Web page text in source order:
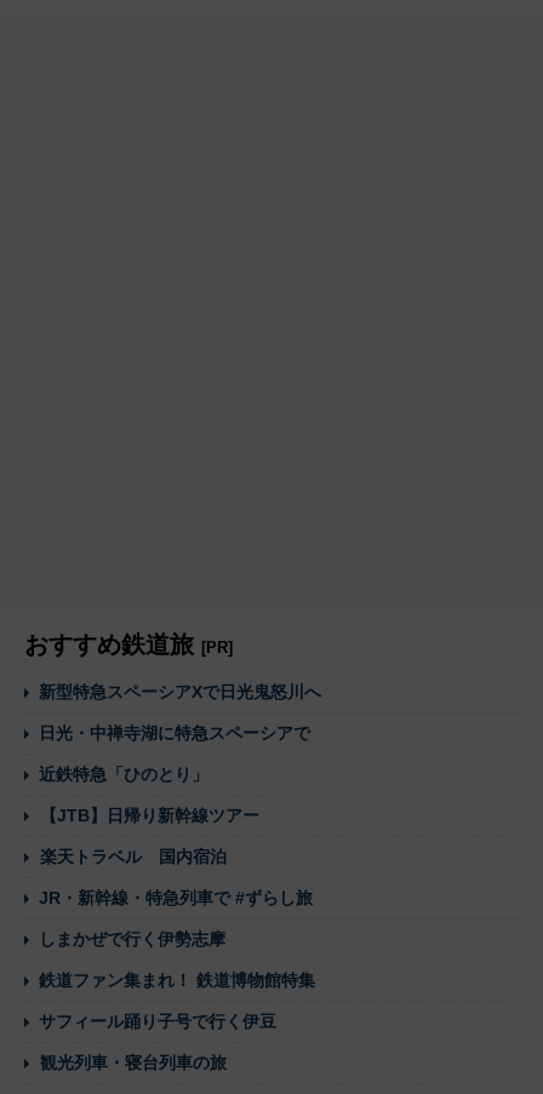
おすすめ鉄道旅 [PR]
新型特急スペーシアXで日光鬼怒川へ
日光・中禅寺湖に特急スペーシアで
近鉄特急「ひのとり」
【JTB】日帰り新幹線ツアー
楽天トラベル 国内宿泊
JR・新幹線・特急列車で #ずらし旅
しまかぜで行く伊勢志摩
鉄道ファン集まれ！ 鉄道博物館特集
サフィール踊り子号で行く伊豆
観光列車・寝台列車の旅